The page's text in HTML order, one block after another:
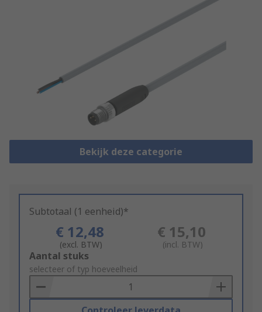
Bekijk deze categorie
Subtotaal (1 eenheid)*
€ 12,48
(excl. BTW)
€ 15,10
(incl. BTW)
Add
to
Basket
Aantal stuks
selecteer of typ hoeveelheid